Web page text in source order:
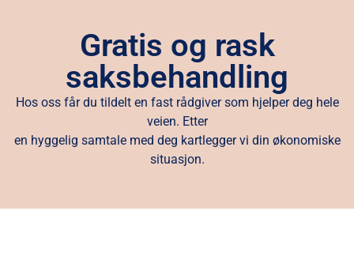
Gratis og rask
saksbehandling
Hos oss får du tildelt en fast rådgiver som hjelper deg hele
veien. Etter
en hyggelig samtale med deg kartlegger vi din økonomiske
situasjon.